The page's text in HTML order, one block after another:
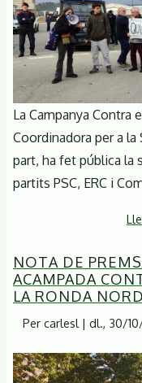
La Campanya Contra
Coordinadora per a
part, ha fet pública la
partits PSC, ERC i
NOTA DE
ACAMPADA
LA RONDA
Per carlesl | dl., 30/